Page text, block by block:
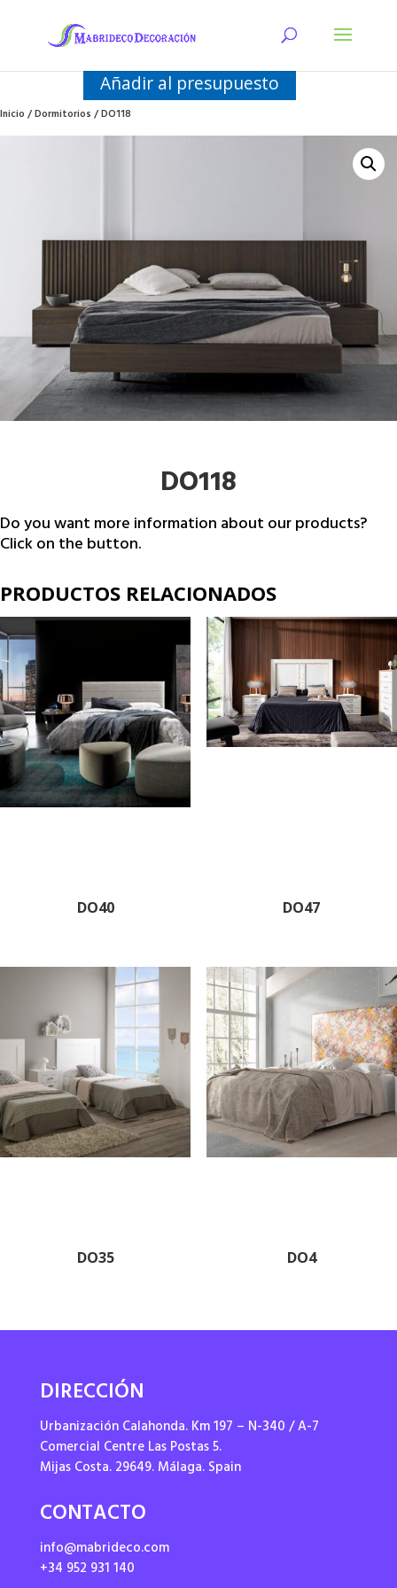
Añadir al presupuesto
Inicio/Dormitorios/ DO118
DO118
Do you want more information about our products?
Click on the button.
PRODUCTOS RELACIONADOS
DO40 DO47
DO35 DO4
DIRECCIÓN
Urbanización Calahonda. Km 197 – N-340 / A-7
Comercial Centre Las Postas 5.
Mijas Costa. 29649. Málaga. Spain
CONTACTO
info@mabrideco.com
+34 952 931 140